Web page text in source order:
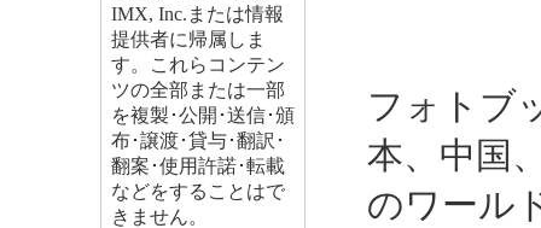
IMX, Inc.または情報
提供者に帰属しま
す。これらコンテン
ツの全部または一部
を複製･公開･送信･頒
布･譲渡･貸与･翻訳･
翻案･使用許諾･転載
などをすることはで
きません。
フォトブ
本、中国
のワール